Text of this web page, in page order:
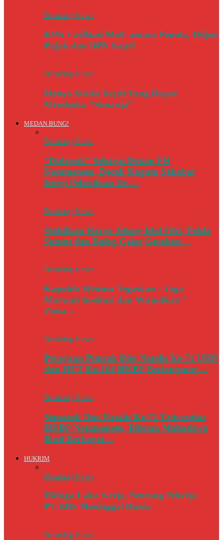
Breaking News
KPK Fasilitasi MoU antara Pemda, Ditjen
Pajak dan BPN Kepri
Breaking News
Hanya Sekda Kepri Yang Dapat
Membuka “Simanja”
MEDAN BUNG!
Breaking News
“Didapuk” Sebagai Dekan FH
Nommensen, Decak Kagum Sahabat
Iringi Pelantikan Dr….
Breaking News
Stabilkan Harga Jelang Idul Fitri, Polda
Sumut dan Bulog Gelar Gerakan…
Breaking News
Kapolda Whisnu Tegaskan : Jaga
Marwah Institusi dan Wujudkan ”
Zona…
Breaking News
Perayaan Puncak Dies Natalis Ke-71 UHN
dan HUT Ke-164 HKBP Berlangsung…
Breaking News
Semarak Dies Natalis Ke-71 Universitas
HKBP Nommensen, Ribuan Mahasiswa
Ikuti Berbagai…
HUKRIM
Breaking News
Diduga Laka Kerja, Seorang Pekerja
PT.BBS Meninggal Dunia
Breaking News